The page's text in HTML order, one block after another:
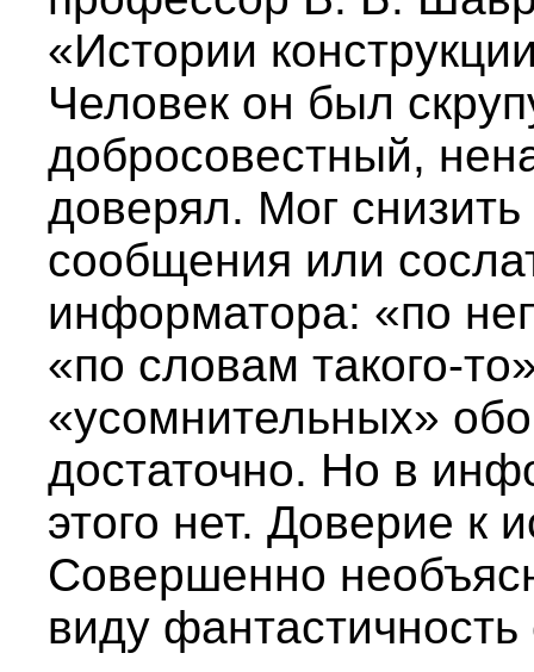
«Истории
Человек он был
добросовестный,
доверял. Мог
сообщения или
информатора: «по
«по словам такого-
«усомнительных»
достаточно. Но в
этого нет. Доверие к
Совершенно
виду